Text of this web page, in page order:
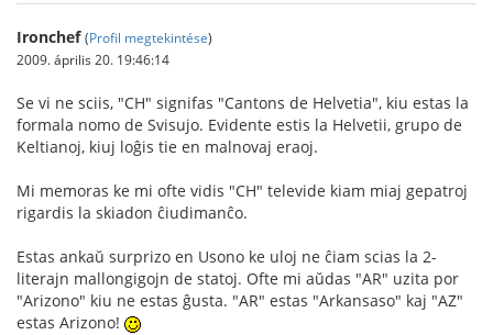
Ironchef (Profil megtekintése)
2009. április 20. 19:46:14
Se vi ne sciis, "CH" signifas "Cantons de Helvetia", kiu estas la
formala nomo de Svisujo. Evidente estis la Helvetii, grupo de
Keltianoj, kiuj loĝis tie en malnovaj eraoj.
Mi memoras ke mi ofte vidis "CH" televide kiam miaj gepatroj
rigardis la skiadon ĉiudimanĉo.
Estas ankaŭ surprizo en Usono ke uloj ne ĉiam scias la 2-
literajn mallongigojn de statoj. Ofte mi aŭdas "AR" uzita por
"Arizono" kiu ne estas ĝusta. "AR" estas "Arkansaso" kaj "AZ"
estas Arizono!